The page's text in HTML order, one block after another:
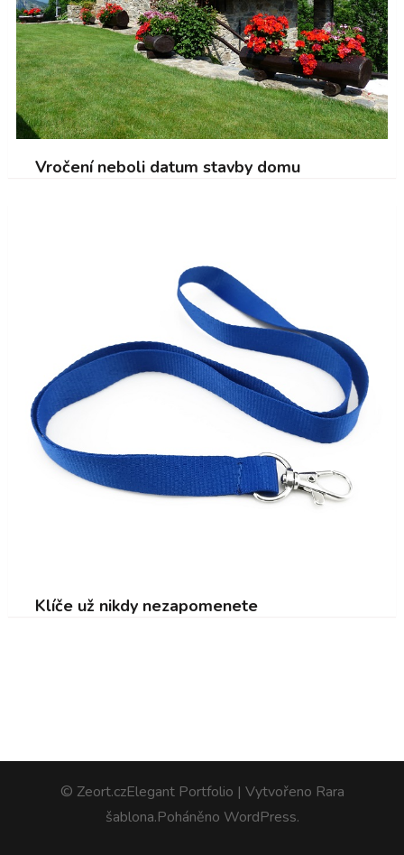
Vročení neboli datum stavby domu
Klíče už nikdy nezapomenete
© Zeort.czElegant Portfolio | Vytvořeno Rara
šablona.Poháněno WordPress.